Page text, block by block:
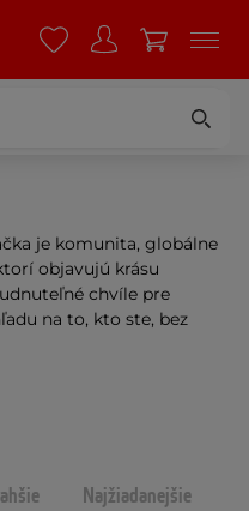
je komunita, globálne
objavujú krásu
chvíle pre
na to, kto ste, bez
Najžiadanejšie